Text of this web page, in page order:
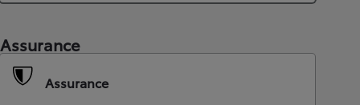
Assurance
Assurance